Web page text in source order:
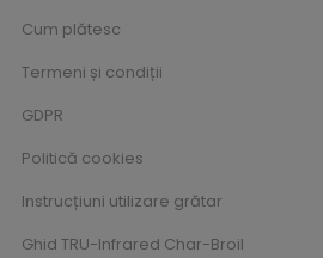
Cum plătesc
Termeni și condiții
GDPR
Politică cookies
Instrucțiuni utilizare grătar
Ghid TRU-Infrared Char-Broil